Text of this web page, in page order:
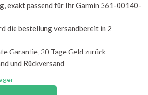
exakt passend für Ihr Garmin 361-00140-
die bestellung versandbereit in 2
Garantie, 30 Tage Geld zurück
und Rückversand